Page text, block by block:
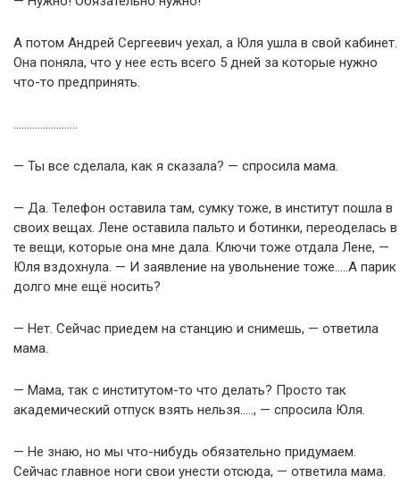
А потом Андрей Сергеевич уехал, а Юля ушла в свой кабинет.
Она поняла, что у нее есть всего 5 дней за которые нужно
что-то предпринять.
……………………
— Ты все сделала, как я сказала? — спросила мама.
— Да. Телефон оставила там, сумку тоже, в институт пошла в
своих вещах. Лене оставила пальто и ботинки, переоделась в
те вещи, которые она мне дала. Ключи тоже отдала Лене, —
Юля вздохнула. — И заявление на увольнение тоже…..А парик
долго мне ещё носить?
— Нет. Сейчас приедем на станцию и снимешь, — ответила
мама.
— Мама, так с институтом-то что делать? Просто так
академический отпуск взять нельзя….., — спросила Юля.
— Не знаю, но мы что-нибудь обязательно придумаем.
Сейчас главное ноги свои унести отсюда, — ответила мама.